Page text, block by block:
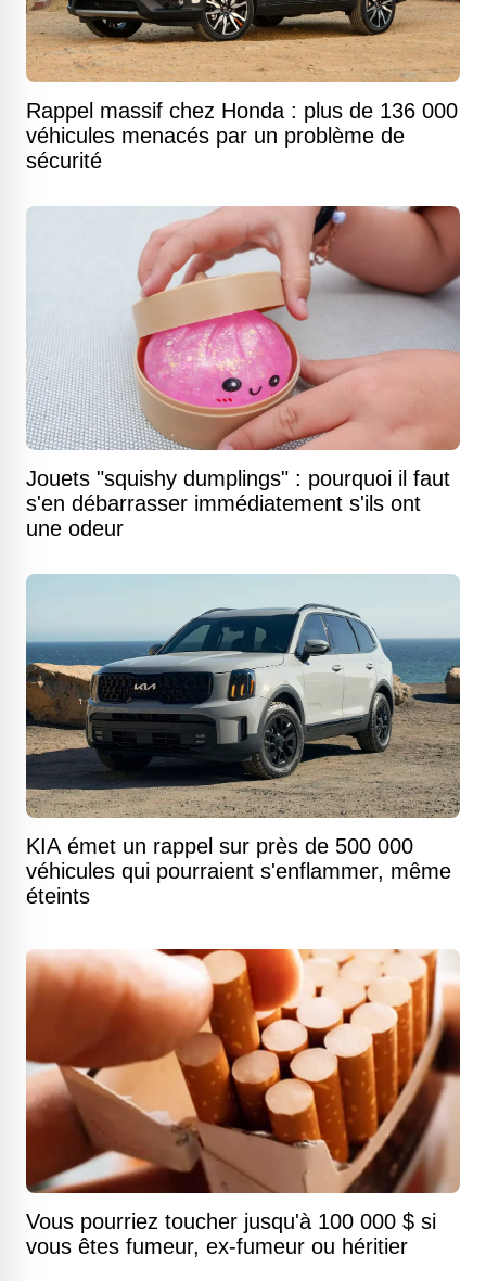
Rappel massif chez Honda : plus de 136 000
véhicules menacés par un problème de
sécurité
Jouets "squishy dumplings" : pourquoi il faut
s'en débarrasser immédiatement s'ils ont
une odeur
KIA émet un rappel sur près de 500 000
véhicules qui pourraient s'enflammer, même
éteints
Vous pourriez toucher jusqu'à 100 000 $ si
vous êtes fumeur, ex-fumeur ou héritier